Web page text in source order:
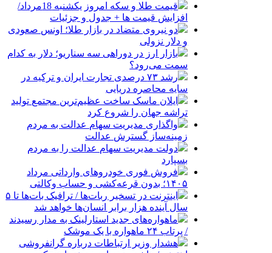
قیمت طلا و سکه امروز یکشنبه 18مرداد/
افزایش قیمت ها + جدول و جزئیات
دو نیروی متضاد در بازار طلا؛ اونس صعودی
و دلار نزولی
بازار ارز در دوراهی سه سناریو؛ دلار به کدام
سمت می‌رود؟
رشد ۷۳ درصدی تجارت ایران و ترکیه در
سایه محاصره دریایی
ایلان ماسک ساخت عظیم‌ترین مجتمع تولید
تراشه جهان را شروع کرد
واگذاری مدیریت سهام عدالت به مردم
زمینه‌ساز گسترش عدالت
دولت مدیریت سهام عدالت را به مردم
بسپارد
فروش فوری خودروهای وارداتی مرداد
۱۴۰۵؛ بدون قرعه‌کشی و حساب وکالتی
اینترنت در تسخیر ربات‌ها / ترافیک بات‌ها تا ۵
سال آینده هزار برابر انسان‌ها خواهد شد
ماهواره‌های جدید استارلینک به مدار رسیدند
/ پرتاب ۲۴ ماهواره با یک موشک
هشدار وزیر ارتباطات درباره گرانفروشی